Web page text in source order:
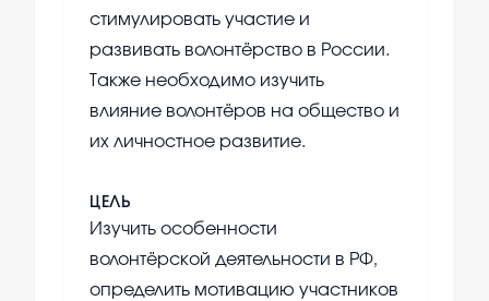
стимулировать участие и
развивать волонтёрство в России.
Также необходимо изучить
влияние волонтёров на общество и
их личностное развитие.
ЦЕЛЬ
Изучить особенности
волонтёрской деятельности в РФ,
определить мотивацию участников